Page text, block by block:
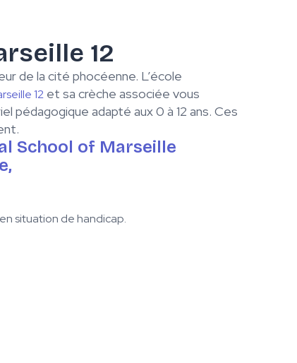
12
de la cité phocéenne. L’école
12 et sa crèche associée vous
pédagogique adapté aux 0 à 12 ans. Ces
School of Marseille
situation de handicap.